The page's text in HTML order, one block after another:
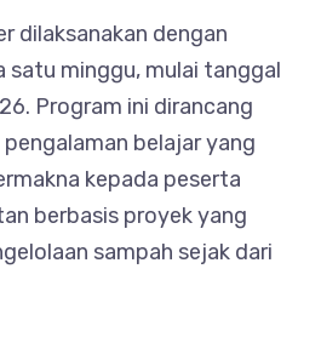
dilaksanakan dengan
satu minggu, mulai tanggal
Program ini dirancang
belajar yang
kepada peserta
berbasis proyek yang
sampah sejak dari